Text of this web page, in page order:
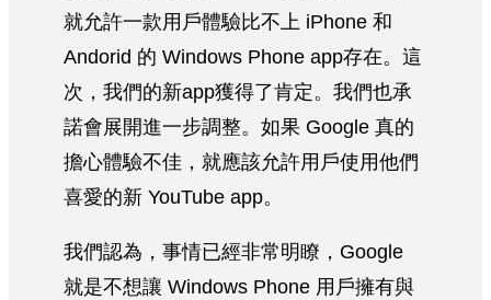
就允許一款用戶體驗比不上 iPhone 和
Andorid 的 Windows Phone app存在。這
次，我們的新app獲得了肯定。我們也承
諾會展開進一步調整。如果 Google 真的
擔心體驗不佳，就應該允許用戶使用他們
喜愛的新 YouTube app。
我們認為，事情已經非常明瞭，Google
就是不想讓 Windows Phone 用戶擁有與